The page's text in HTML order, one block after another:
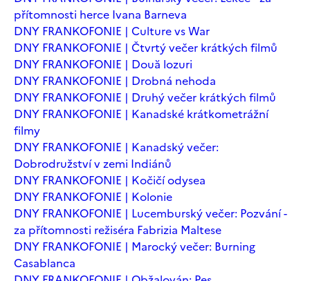
přítomnosti herce Ivana Barneva
DNY FRANKOFONIE | Culture vs War
DNY FRANKOFONIE | Čtvrtý večer krátkých filmů
DNY FRANKOFONIE | Două lozuri
DNY FRANKOFONIE | Drobná nehoda
DNY FRANKOFONIE | Druhý večer krátkých filmů
DNY FRANKOFONIE | Kanadské krátkometrážní
filmy
DNY FRANKOFONIE | Kanadský večer:
Dobrodružství v zemi Indiánů
DNY FRANKOFONIE | Kočičí odysea
DNY FRANKOFONIE | Kolonie
DNY FRANKOFONIE | Lucemburský večer: Pozvání -
za přítomnosti režiséra Fabrizia Maltese
DNY FRANKOFONIE | Marocký večer: Burning
Casablanca